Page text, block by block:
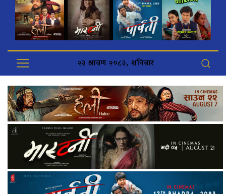
२३ श्रावण २०८३, शनिबार